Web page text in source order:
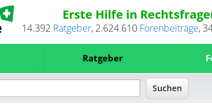
Erste Hilfe in
14.392 Ratgeber, 2.624.610 Forenbeiträge,
Ratgeber